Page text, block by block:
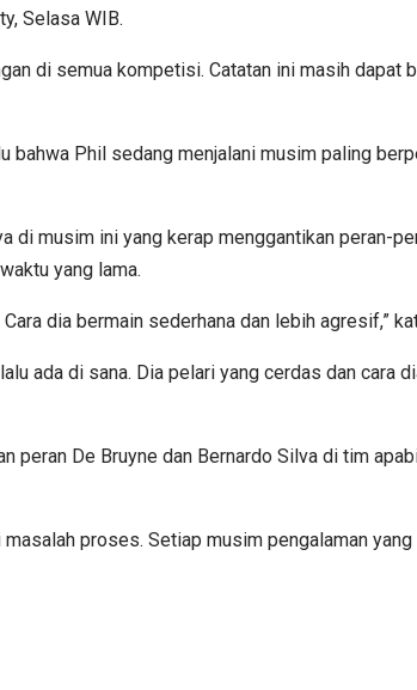
Selasa WIB.
di semua kompetisi. Catatan ini masih dapat
bahwa Phil sedang menjalani musim paling
di musim ini yang kerap menggantikan peran-
yang lama.
dia bermain sederhana dan lebih agresif,”
ada di sana. Dia pelari yang cerdas dan cara
peran De Bruyne dan Bernardo Silva di tim
proses. Setiap musim pengalaman